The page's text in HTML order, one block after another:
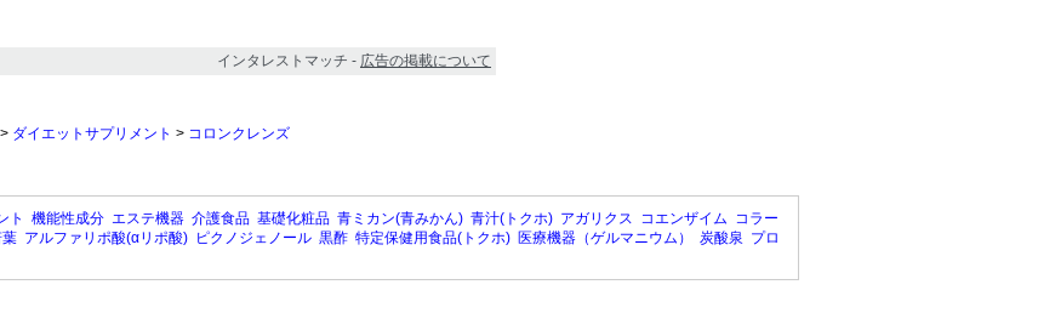
インタレストマッチ - 広告の掲載について
> ダイエットサプリメント > コロンクレンズ
ト 機能性成分 エステ機器 介護食品 基礎化粧品 青ミカン(青みかん) 青汁(トクホ) アガリクス コエンザイム コラー
アルファリポ酸(αリポ酸) ピクノジェノール 黒酢 特定保健用食品(トクホ) 医療機器（ゲルマニウム） 炭酸泉 プロ